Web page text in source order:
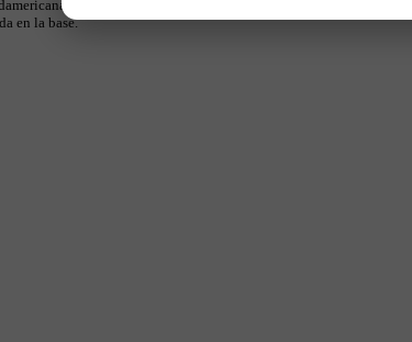
se utiliza numeración fija desde sus primeras ediciones
en la base.